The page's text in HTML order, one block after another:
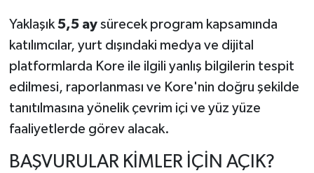
Yaklaşık5,5 aysürecek program kapsamında
katılımcılar, yurt dışındaki medya ve dijital
platformlarda Kore ile ilgili yanlış bilgilerin tespit
edilmesi, raporlanması ve Kore'nin doğru şekilde
tanıtılmasına yönelik çevrim içi ve yüz yüze
faaliyetlerde görev alacak.
BAŞVURULAR KİMLER İÇİN AÇIK?